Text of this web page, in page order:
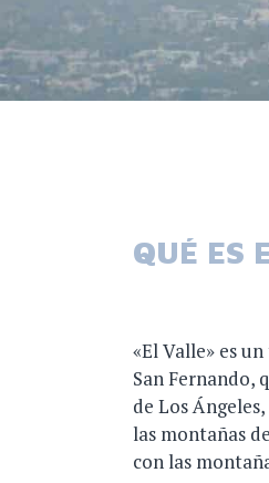
QUÉ ES
«El Valle» es
San Fernando,
de Los
las montañas
con las